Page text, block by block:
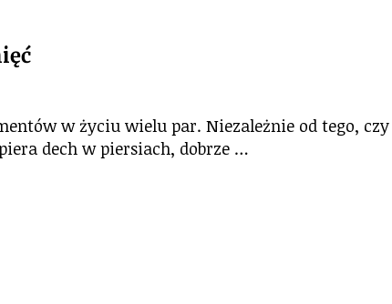
w życiu wielu par. Niezależnie od tego, czy
dech w piersiach, dobrze …